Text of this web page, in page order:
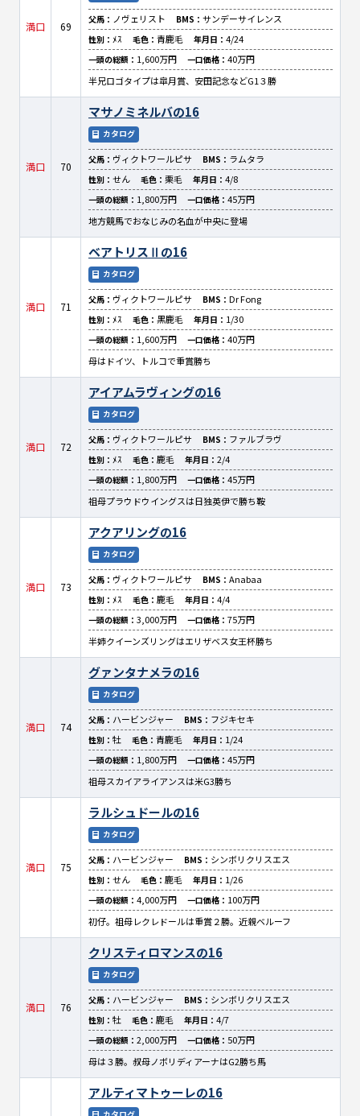
満口 69
父馬： ノヴェリスト BMS： サンデーサイレンス
性別： ﾒｽ 毛色： 青鹿毛 年月日： 4/24
一頭の総額： 1,600万円 一口価格： 40万円
半兄ロゴタイプは皐月賞、安田記念などG1３勝
満口 70
マサノミネルバの16
カタログ
父馬： ヴィクトワールピサ BMS： ラムタラ
性別： せん 毛色： 栗毛 年月日： 4/8
一頭の総額： 1,800万円 一口価格： 45万円
地方競馬でおなじみの名血が中央に登場
満口 71
ベアトリスⅡの16
カタログ
父馬： ヴィクトワールピサ BMS： Dr Fong
性別： ﾒｽ 毛色： 黒鹿毛 年月日： 1/30
一頭の総額： 1,600万円 一口価格： 40万円
母はドイツ、トルコで重賞勝ち
満口 72
アイアムラヴィングの16
カタログ
父馬： ヴィクトワールピサ BMS： ファルブラヴ
性別： ﾒｽ 毛色： 鹿毛 年月日： 2/4
一頭の総額： 1,800万円 一口価格： 45万円
祖母プラウドウイングスは日独英伊で勝ち鞍
満口 73
アクアリングの16
カタログ
父馬： ヴィクトワールピサ BMS： Anabaa
性別： ﾒｽ 毛色： 鹿毛 年月日： 4/4
一頭の総額： 3,000万円 一口価格： 75万円
半姉クイーンズリングはエリザベス女王杯勝ち
満口 74
グァンタナメラの16
カタログ
父馬： ハービンジャー BMS： フジキセキ
性別： 牡 毛色： 青鹿毛 年月日： 1/24
一頭の総額： 1,800万円 一口価格： 45万円
祖母スカイアライアンスは米G3勝ち
満口 75
ラルシュドールの16
カタログ
父馬： ハービンジャー BMS： シンボリクリスエス
性別： せん 毛色： 鹿毛 年月日： 1/26
一頭の総額： 4,000万円 一口価格： 100万円
初仔。祖母レクレドールは重賞２勝。近親ベルーフ
満口 76
クリスティロマンスの16
カタログ
父馬： ハービンジャー BMS： シンボリクリスエス
性別： 牡 毛色： 鹿毛 年月日： 4/7
一頭の総額： 2,000万円 一口価格： 50万円
母は３勝。叔母ノボリディアーナはG2勝ち馬
アルティマトゥーレの16